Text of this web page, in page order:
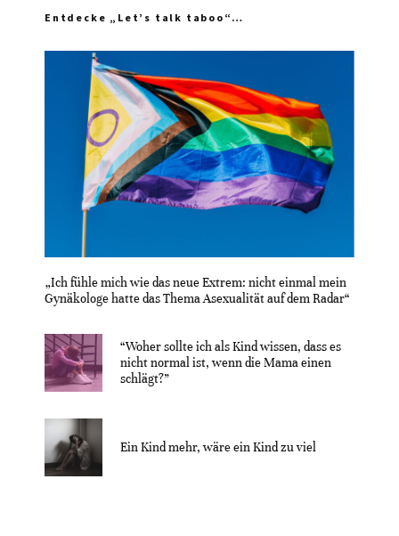
Entdecke „Let’s talk taboo“…
„Ich fühle mich wie das neue Extrem: nicht einmal mein
Gynäkologe hatte das Thema Asexualität auf dem Radar“
“Woher sollte ich als Kind wissen, dass es
nicht normal ist, wenn die Mama einen
schlägt?”
Ein Kind mehr, wäre ein Kind zu viel